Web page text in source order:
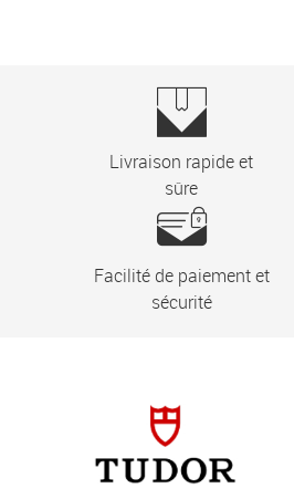
Livraison rapide et
sûre
Facilité de paiement et
sécurité